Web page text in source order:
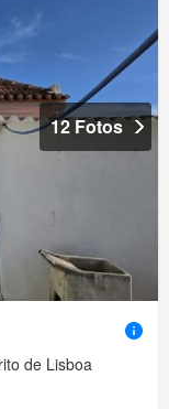
12 Fotos
de Lisboa